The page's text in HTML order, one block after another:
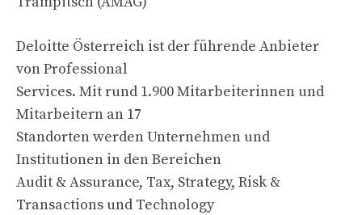
Deloitte Österreich ist der führende Anbieter
von Professional
Services. Mit rund 1.900 Mitarbeiterinnen und
Mitarbeitern an 17
Standorten werden Unternehmen und
Institutionen in den Bereichen
Audit & Assurance, Tax, Strategy, Risk &
Transactions und Technology